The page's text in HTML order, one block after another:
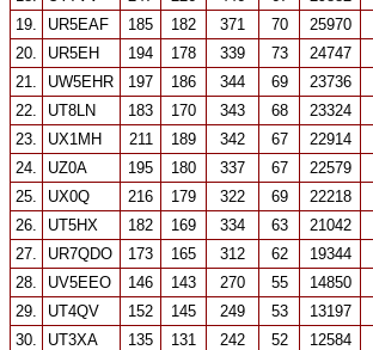
19.
UR5EAF 185 182 371 70 25970
20.
UR5EH 194 178 339 73 24747
21.
UW5EHR 197 186 344 69 23736
22.
UT8LN 183 170 343 68 23324
23.
UX1MH 211 189 342 67 22914
24.
UZ0A 195 180 337 67 22579
25.
UX0Q 216 179 322 69 22218
26.
UT5HX 182 169 334 63 21042
27.
UR7QDO 173 165 312 62 19344
28.
UV5EEO 146 143 270 55 14850
29.
UT4QV 152 145 249 53 13197
30.
UT3XA 135 131 242 52 12584